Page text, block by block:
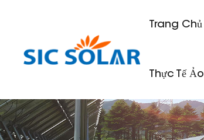
Trang Chủ
Thực Tế Ảo